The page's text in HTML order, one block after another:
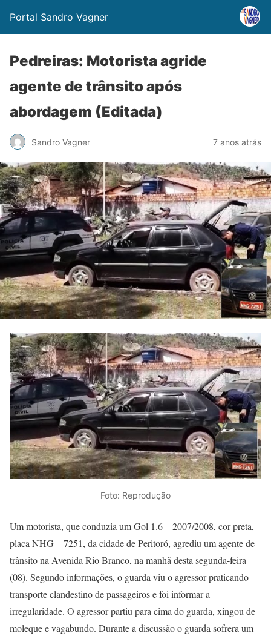
Portal Sandro Vagner
Pedreiras: Motorista agride
agente de trânsito após
abordagem (Editada)
Sandro Vagner 7 anos atrás
Foto: Reprodução
Um motorista, que conduzia um Gol 1.6 – 2007/2008, cor preta,
placa NHG – 7251, da cidade de Peritoró, agrediu um agente de
trânsito na Avenida Rio Branco, na manhã desta segunda-feira
(08). Segundo informações, o guarda viu o agressor praticando
transporte clandestino de passageiros e foi informar a
irregularidade. O agressor partiu para cima do guarda, xingou de
moleque e vagabundo. Durante a discussão o guarda sofrera um